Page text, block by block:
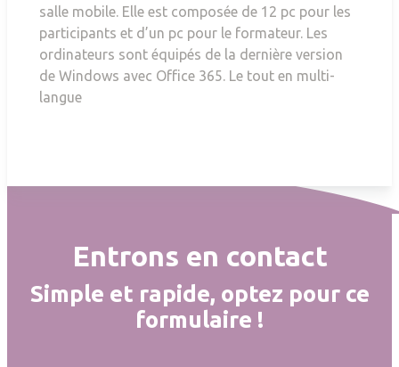
salle mobile. Elle est composée de 12 pc pour les
participants et d’un pc pour le formateur. Les
ordinateurs sont équipés de la dernière version
de Windows avec Office 365. Le tout en multi-
langue
Entrons en contact
Simple et rapide, optez pour ce
formulaire !